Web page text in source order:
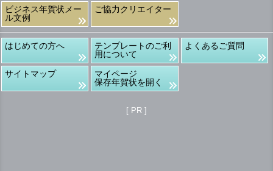
ビジネス年賀状メー
ル文例
ご協力クリエイター
はじめての方へ
テンプレートのご利
用について
よくあるご質問
サイトマップ
マイページ
保存年賀状を開く
[ PR ]